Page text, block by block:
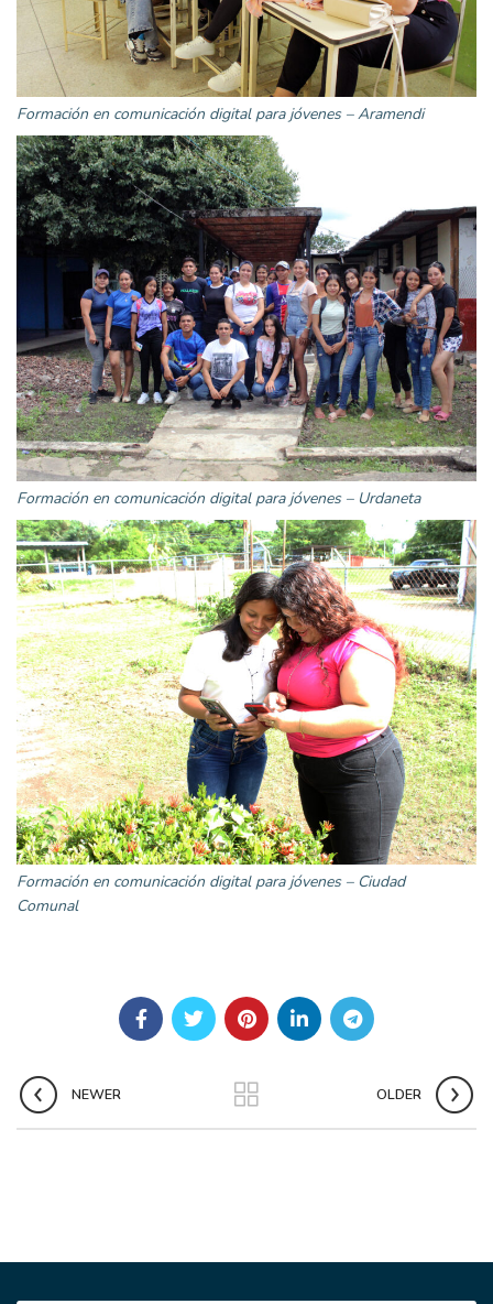
Formación en comunicación digital para jóvenes – Aramendi
Formación en comunicación digital para jóvenes – Urdaneta
Formación en comunicación digital para jóvenes – Ciudad
Comunal
NEWER OLDER